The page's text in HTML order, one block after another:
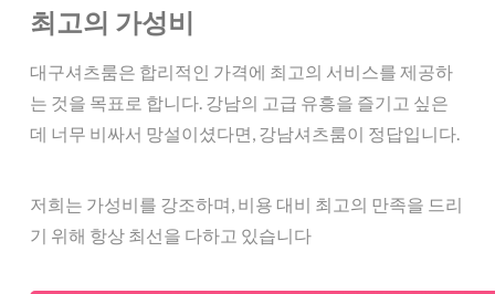
최고의 가성비
대구셔츠룸은 합리적인 가격에 최고의 서비스를 제공하
는 것을 목표로 합니다. 강남의 고급 유흥을 즐기고 싶은
데 너무 비싸서 망설이셨다면, 강남셔츠룸이 정답입니다.
저희는 가성비를 강조하며, 비용 대비 최고의 만족을 드리
기 위해 항상 최선을 다하고 있습니다